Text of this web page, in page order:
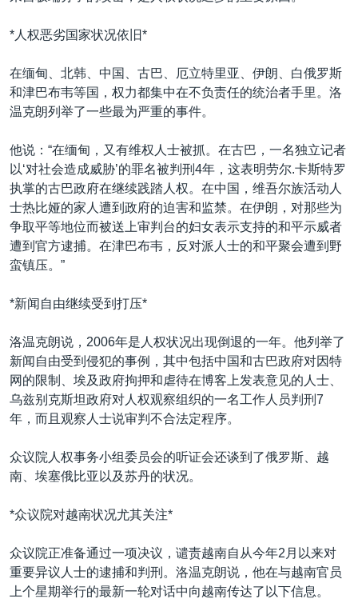
*人权恶劣国家状况依旧*
在缅甸、北韩、中国、古巴、厄立特里亚、伊朗、白俄罗斯
和津巴布韦等国，权力都集中在不负责任的统治者手里。洛
温克朗列举了一些最为严重的事件。
他说：“在缅甸，又有维权人士被抓。在古巴，一名独立记者
以‘对社会造成威胁’的罪名被判刑4年，这表明劳尔.卡斯特罗
执掌的古巴政府在继续践踏人权。在中国，维吾尔族活动人
士热比娅的家人遭到政府的迫害和监禁。在伊朗，对那些为
争取平等地位而被送上审判台的妇女表示支持的和平示威者
遭到官方逮捕。在津巴布韦，反对派人士的和平聚会遭到野
蛮镇压。”
*新闻自由继续受到打压*
洛温克朗说，2006年是人权状况出现倒退的一年。他列举了
新闻自由受到侵犯的事例，其中包括中国和古巴政府对因特
网的限制、埃及政府拘押和虐待在博客上发表意见的人士、
乌兹别克斯坦政府对人权观察组织的一名工作人员判刑7
年，而且观察人士说审判不合法定程序。
众议院人权事务小组委员会的听证会还谈到了俄罗斯、越
南、埃塞俄比亚以及苏丹的状况。
*众议院对越南状况尤其关注*
众议院正准备通过一项决议，谴责越南自从今年2月以来对
重要异议人士的逮捕和判刑。洛温克朗说，他在与越南官员
上个星期举行的最新一轮对话中向越南传达了以下信息。